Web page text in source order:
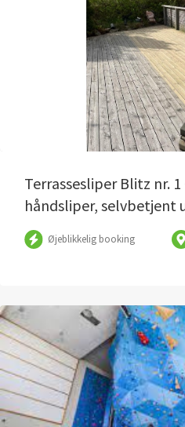
Terrassesliper Blitz nr. 1
håndsliper, selvbetjent
Øjeblikkelig booking